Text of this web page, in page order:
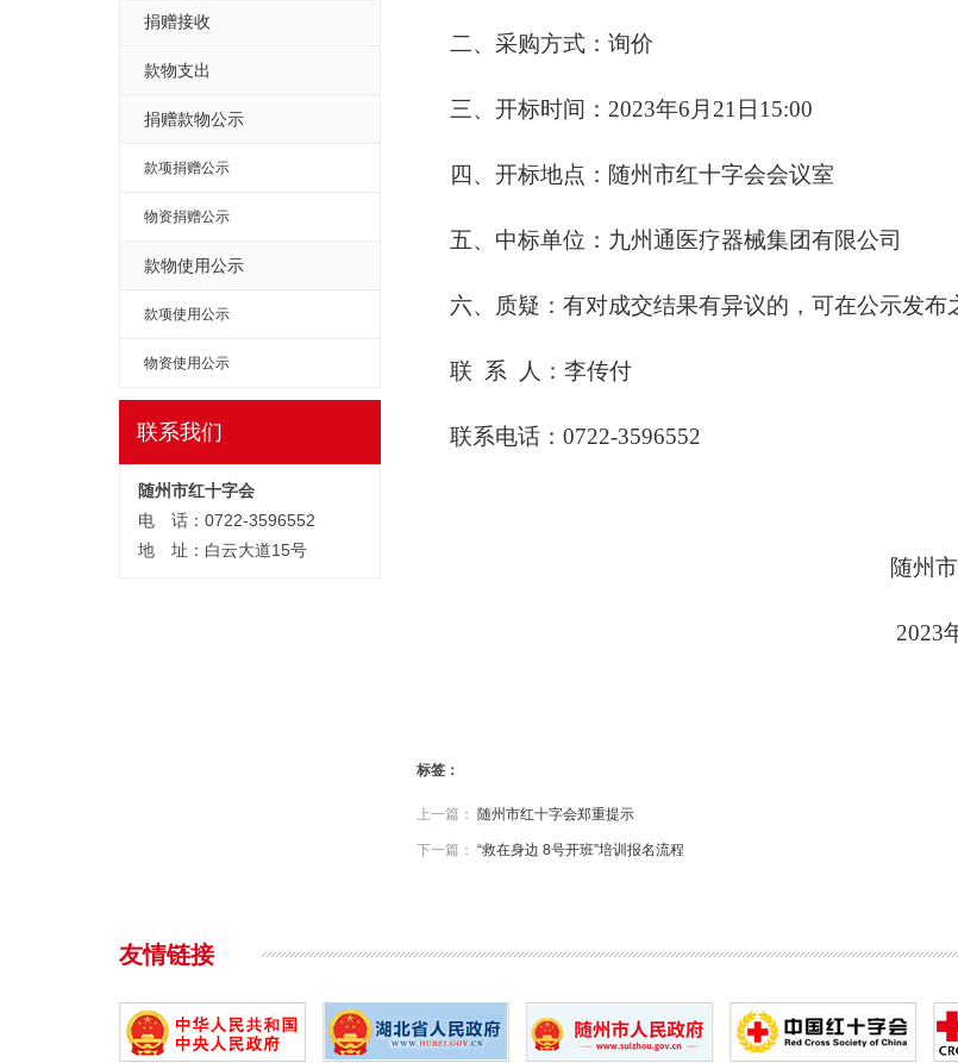
捐赠接收
款物支出
捐赠款物公示
款项捐赠公示
物资捐赠公示
款物使用公示
款项使用公示
物资使用公示
联系我们
随州市红十字会
电 话：0722-3596552
地 址：白云大道15号
二、采购方式： 询价
三、开标时间： 2023年6 月 21 日1 5:00
四、开标地点： 随州市红十字会会议室
五、中标单位： 九州通医疗器械集团有限公司
六、质疑： 有对成交结果有异议的，可在公示发布
联 系 人： 李传付
联系电话： 0722-3596552
随州
2023
标签：
上一篇： 随州市红十字会郑重提示
下一篇： “救在身边 8号开班”培训报名流程
友情链接